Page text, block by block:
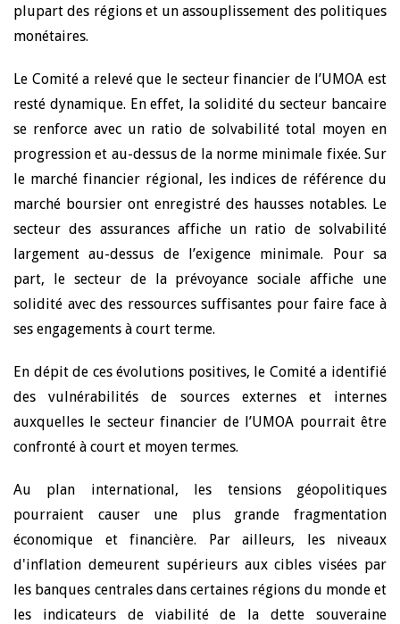
plupart des régions et un assouplissement des politiques
monétaires.
Le Comité a relevé que le secteur financier de l’UMOA est
resté dynamique. En effet, la solidité du secteur bancaire
se renforce avec un ratio de solvabilité total moyen en
progression et au-dessus de la norme minimale fixée. Sur
le marché financier régional, les indices de référence du
marché boursier ont enregistré des hausses notables. Le
secteur des assurances affiche un ratio de solvabilité
largement au-dessus de l’exigence minimale. Pour sa
part, le secteur de la prévoyance sociale affiche une
solidité avec des ressources suffisantes pour faire face à
ses engagements à court terme.
En dépit de ces évolutions positives, le Comité a identifié
des vulnérabilités de sources externes et internes
auxquelles le secteur financier de l’UMOA pourrait être
confronté à court et moyen termes.
Au plan international, les tensions géopolitiques
pourraient causer une plus grande fragmentation
économique et financière. Par ailleurs, les niveaux
d'inflation demeurent supérieurs aux cibles visées par
les banques centrales dans certaines régions du monde et
les indicateurs de viabilité de la dette souveraine